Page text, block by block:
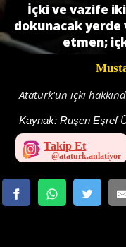
İçki ve vazife
dokunacak
etmen;
Atatürk'ün içki
Kaynak:Ruşen Eşref
Takip Et